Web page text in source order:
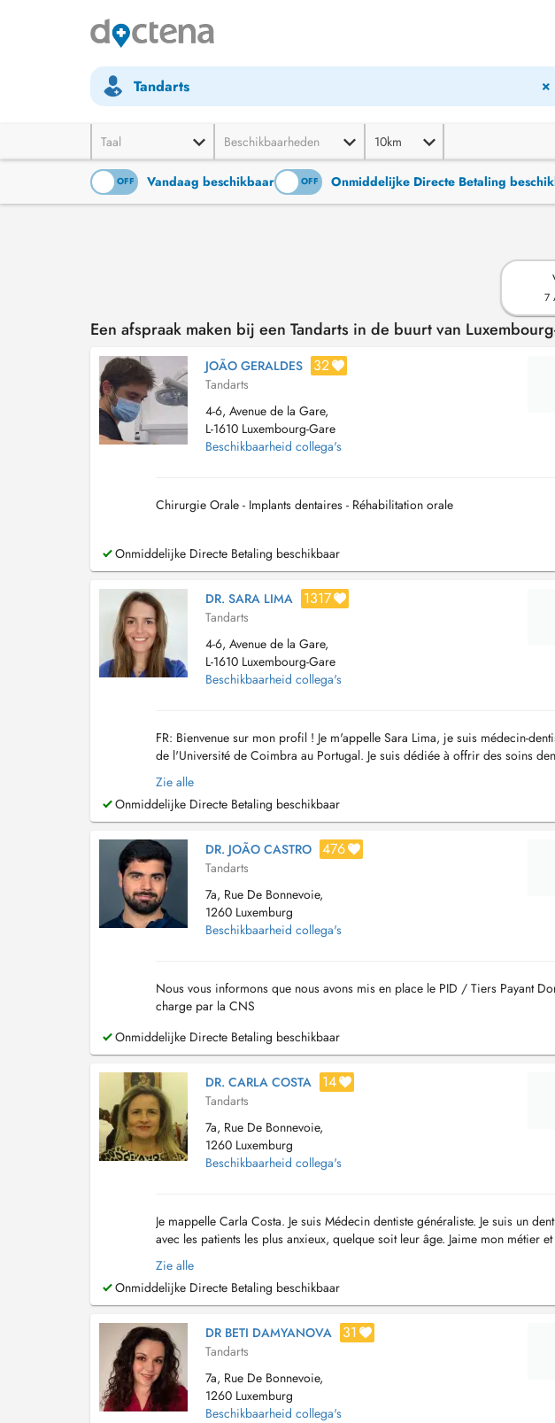
×
Tandarts
Taal Beschikbaarheden 10km
OFF Vandaag beschikbaar
ON OFF Onmiddelijke Directe Betaling
7
Een afspraak maken bij een Tandarts in de buurt van
JOÃO GERALDES 32
Tandarts
4-6, Avenue de la Gare,
L-1610 Luxembourg-Gare
Beschikbaarheid collega's
Chirurgie Orale - Implants dentaires - Réhabilitation orale
Onmiddelijke Directe Betaling beschikbaar
DR. SARA LIMA 1317
Tandarts
4-6, Avenue de la Gare,
L-1610 Luxembourg-Gare
Beschikbaarheid collega's
FR: Bienvenue sur mon profil ! Je m'appelle Sara Lima, je suis médecin-
de l'Université de Coimbra au Portugal. Je suis dédiée à offrir des soins
dernières technologies et techniques pour as...
Zie alle
Onmiddelijke Directe Betaling beschikbaar
DR. JOÃO CASTRO 476
Tandarts
7a, Rue De Bonnevoie,
1260 Luxemburg
Beschikbaarheid collega's
Nous vous informons que nous avons mis en place le PID / Tiers Payant
charge par la CNS
Onmiddelijke Directe Betaling beschikbaar
DR. CARLA COSTA 14
Tandarts
7a, Rue De Bonnevoie,
1260 Luxemburg
Beschikbaarheid collega's
Je mappelle Carla Costa. Je suis Médecin dentiste généraliste. Je suis un
avec les patients les plus anxieux, quelque soit leur âge. Jaime mon métier
de traitements de canal, de dértar...
Zie alle
Onmiddelijke Directe Betaling beschikbaar
DR BETI DAMYANOVA 31
Tandarts
7a, Rue De Bonnevoie,
1260 Luxemburg
Beschikbaarheid collega's